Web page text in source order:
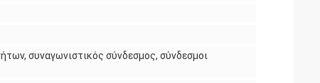
συναγωνιστικός σύνδεσμος, σύνδεσμοι